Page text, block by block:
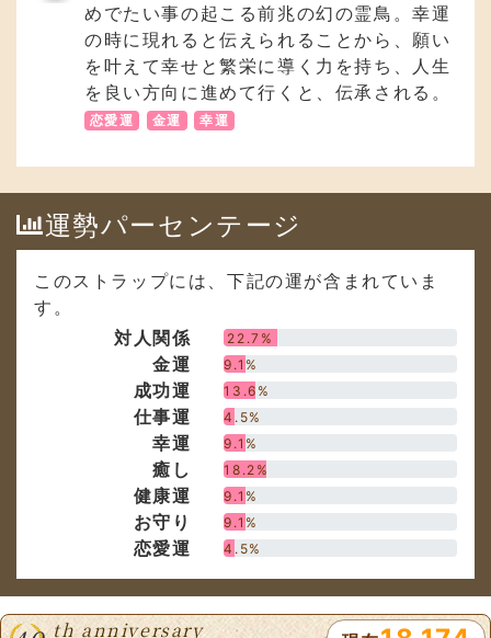
めでたい事の起こる前兆の幻の霊鳥。幸運
の時に現れると伝えられることから、願い
を叶えて幸せと繁栄に導く力を持ち、人生
を良い方向に進めて行くと、伝承される。
恋愛運 金運 幸運
運勢パーセンテージ
このストラップには、下記の運が含まれていま
す。
対人関係
22.7%
金運 9.1%
成功運 13.6%
仕事運 4.5%
幸運 9.1%
癒し 18.2%
健康運 9.1%
お守り 9.1%
恋愛運 4.5%
th anniversary